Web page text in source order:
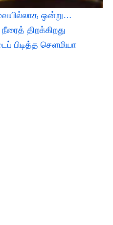
ஒன்று…
திறக்கிறது
பிடித்த சௌமியா